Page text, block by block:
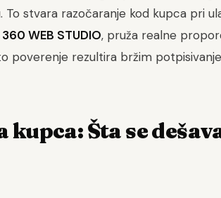
stvara razočaranje kod kupca pri
360 WEB STUDIO, pruža realne
poverenje rezultira bržim
Šta se